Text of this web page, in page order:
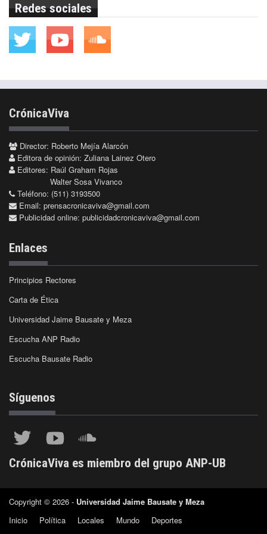
Redes sociales
CrónicaViva
Director: Roberto Mejía Alarcón
Editora de opinión: Zuliana Lainez Otero
Editores: Raúl Graham Rojas
Walter Sosa Vivanco
Teléfono: (511) 3193500
Email: prensacronicaviva@gmail.com
Publicidad online: publicidadcronicaviva@gmail.com
Enlaces
Principios Rectores
Carta de Ética
Universidad Jaime Bausate y Meza
Escucha ANP Radio
Escucha Bausate Radio
Síguenos
CrónicaViva es miembro del grupo ANP-UB
Copyright © 2026 - Universidad Jaime Bausate y Meza
Inicio
Política Locales Mundo
Deportes